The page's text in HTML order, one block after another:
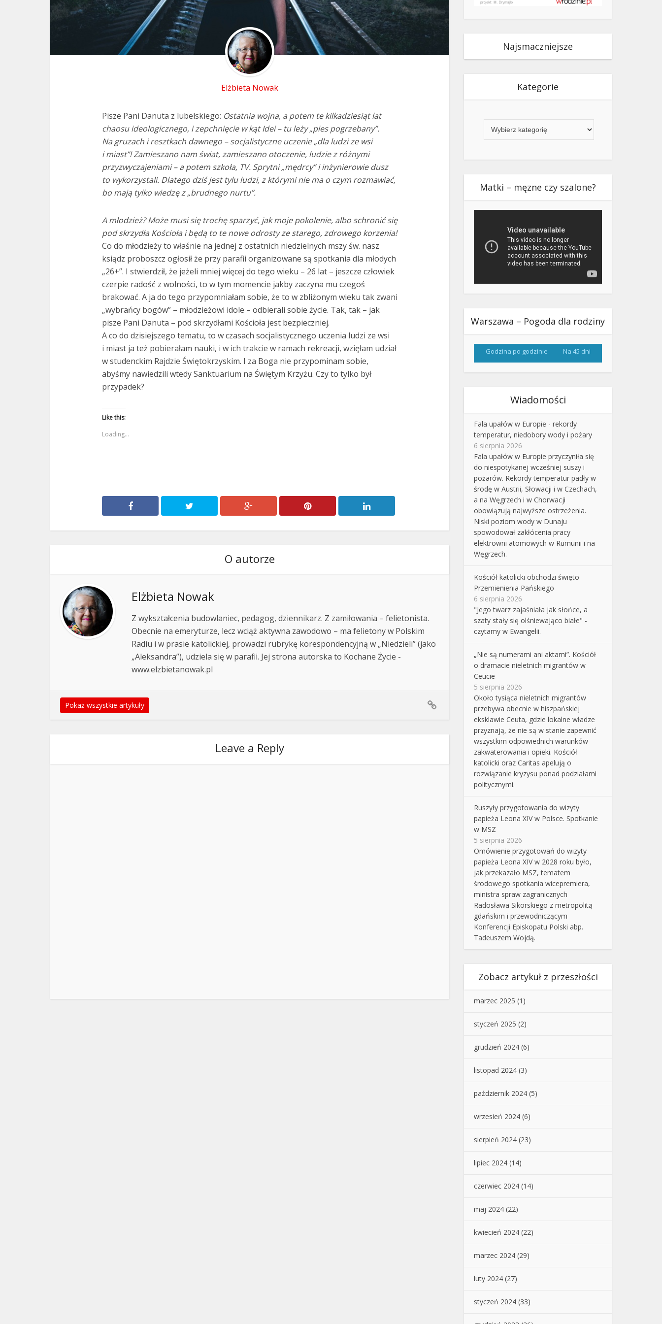
Elżbieta Nowak
Pisze Pani Danuta z lubelskiego: Ostatnia wojna, a potem te kilkadziesiąt lat
chaosu ideologicznego, i zepchnięcie w kąt Idei – tu leży „pies pogrzebany”.
Na gruzach i resztkach dawnego – socjalistyczne uczenie „dla ludzi ze wsi
i miast”! Zamieszano nam świat, zamieszano otoczenie, ludzie z różnymi
przyzwyczajeniami – a potem szkoła, TV. Sprytni „mędrcy” i inżynierowie dusz
to wykorzystali. Dlatego dziś jest tylu ludzi, z którymi nie ma o czym rozmawiać,
bo mają tylko wiedzę z „brudnego nurtu”.
A młodzież? Może musi się trochę sparzyć, jak moje pokolenie, albo schronić się
pod skrzydła Kościoła i będą to te nowe odrosty ze starego, zdrowego korzenia!
Co do młodzieży to właśnie na jednej z ostatnich niedzielnych mszy św. nasz
ksiądz proboszcz ogłosił że przy parafii organizowane są spotkania dla młodych
„26+”. I stwierdził, że jeżeli mniej więcej do tego wieku – 26 lat – jeszcze człowiek
czerpie radość z wolności, to w tym momencie jakby zaczyna mu czegoś
brakować. A ja do tego przypomniałam sobie, że to w zbliżonym wieku tak zwani
„wybrańcy bogów” – młodzieżowi idole – odbierali sobie życie. Tak, tak – jak
pisze Pani Danuta – pod skrzydłami Kościoła jest bezpieczniej.
A co do dzisiejszego tematu, to w czasach socjalistycznego uczenia ludzi ze wsi
i miast ja też pobierałam nauki, i w ich trakcie w ramach rekreacji, wzięłam udział
w studenckim Rajdzie Świętokrzyskim. I za Boga nie przypominam sobie,
abyśmy nawiedzili wtedy Sanktuarium na Świętym Krzyżu. Czy to tylko był
przypadek?
Like this:
Loading...
O autorze
Elżbieta Nowak
Z wykształcenia budowlaniec, pedagog, dziennikarz. Z zamiłowania – felietonista.
Obecnie na emeryturze, lecz wciąż aktywna zawodowo – ma felietony w Polskim
Radiu i w prasie katolickiej, prowadzi rubrykę korespondencyjną w „Niedzieli” (jako
„Aleksandra”), udziela się w parafii. Jej strona autorska to Kochane Życie -
www.elzbietanowak.pl
Pokaż wszystkie artykuły
Leave a Reply
Najsmaczniejsze
Kategorie
Matki – męzne czy szalone?
Warszawa – Pogoda dla rodziny
Godzina po godzinie Na 45 dni
Wiadomości
Fala upałów w Europie - rekordy
temperatur, niedobory wody i pożary
6 sierpnia 2026
Fala upałów w Europie przyczyniła się
do niespotykanej wcześniej suszy i
pożarów. Rekordy temperatur padły w
środę w Austrii, Słowacji i w Czechach,
a na Węgrzech i w Chorwacji
obowiązują najwyższe ostrzeżenia.
Niski poziom wody w Dunaju
spowodował zakłócenia pracy
elektrowni atomowych w Rumunii i na
Węgrzech.
Kościół katolicki obchodzi święto
Przemienienia Pańskiego
6 sierpnia 2026
"Jego twarz zajaśniała jak słońce, a
szaty stały się olśniewająco białe" -
czytamy w Ewangelii.
„Nie są numerami ani aktami”. Kościół
o dramacie nieletnich migrantów w
Ceucie
5 sierpnia 2026
Około tysiąca nieletnich migrantów
przebywa obecnie w hiszpańskiej
eksklawie Ceuta, gdzie lokalne władze
przyznają, że nie są w stanie zapewnić
wszystkim odpowiednich warunków
zakwaterowania i opieki. Kościół
katolicki oraz Caritas apelują o
rozwiązanie kryzysu ponad podziałami
politycznymi.
Ruszyły przygotowania do wizyty
papieża Leona XIV w Polsce. Spotkanie
w MSZ
5 sierpnia 2026
Omówienie przygotowań do wizyty
papieża Leona XIV w 2028 roku było,
jak przekazało MSZ, tematem
środowego spotkania wicepremiera,
ministra spraw zagranicznych
Radosława Sikorskiego z metropolitą
gdańskim i przewodniczącym
Konferencji Episkopatu Polski abp.
Tadeuszem Wojdą.
Zobacz artykuł z przeszłości
marzec 2025 (1)
styczeń 2025 (2)
grudzień 2024 (6)
listopad 2024 (3)
październik 2024 (5)
wrzesień 2024 (6)
sierpień 2024 (23)
lipiec 2024 (14)
czerwiec 2024 (14)
maj 2024 (22)
kwiecień 2024 (22)
marzec 2024 (29)
luty 2024 (27)
styczeń 2024 (33)